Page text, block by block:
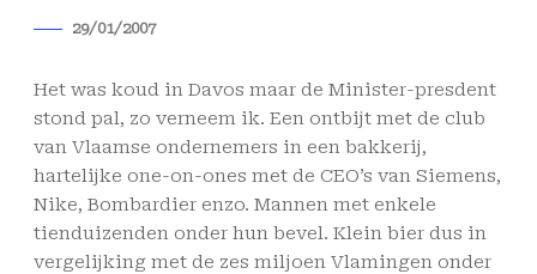
29/01/2007
Het was koud in Davos maar de Minister-presdent
stond pal, zo verneem ik. Een ontbijt met de club
van Vlaamse ondernemers in een bakkerij,
hartelijke one-on-ones met de CEO’s van Siemens,
Nike, Bombardier enzo. Mannen met enkele
tienduizenden onder hun bevel. Klein bier dus in
vergelijking met de zes miljoen Vlamingen onder